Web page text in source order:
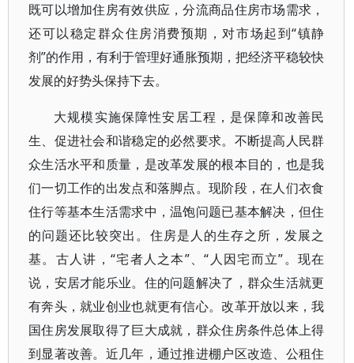
既可以增加住房有效供应，分流商品住房市场需求，
还可以稳定群众住房消费预期，对市场起到“镇静
剂”的作用，有利于管理好通胀预期，把经济平稳较快
发展的好势头保持下去。
大规模实施保障性安居工程，是保障和改善民
生、促进社会和谐稳定的必然要求。不断提高人民群
众生活水平和质量，是改革发展的根本目的，也是我
们一切工作的出发点和落脚点。现阶段，在人们衣食
住行等基本生活需求中，温饱问题已基本解决，但住
的问题还比较突出。住房是人的生存之所，发展之
基。古人讲，“宅者人之本”、“人因宅而立”。现在
说，安居才能乐业。住的问题解决了，群众生活就更
有奔头，就业创业也就更有信心。改革开放以来，我
国住房发展取得了巨大成就，群众住房条件总体上得
到显著改善。近几年，通过推进棚户区改造、公租住